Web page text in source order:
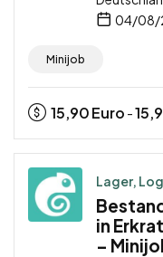
04/08/
Minijob
15,90Euro -
Lager,
in
–